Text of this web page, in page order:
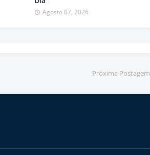
Agosto 07, 2026
Próxima Postagem